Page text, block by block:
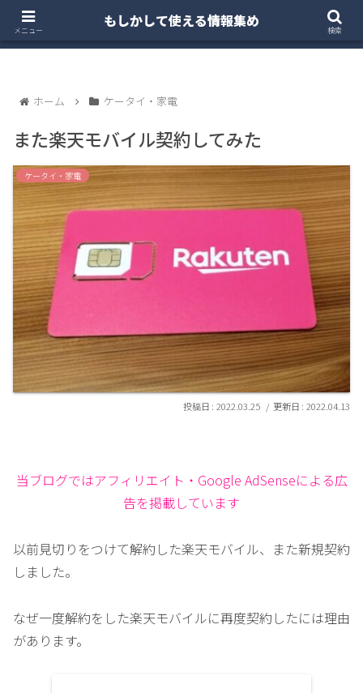
ホーム 注文住宅
ホーム ケータイ・家電
また楽天モバイル契約してみた
ケータイ・家電
2022.03.25 2022.04.13
当ブログではアフィリエイト・Google AdSenseによる広
告を掲載しています
以前見切りをつけて解約した楽天モバイル、また新規契約
しました。
なぜ一度解約をした楽天モバイルに再度契約したには理由
があります。
メニュー
もしかして使える情報集め
検索